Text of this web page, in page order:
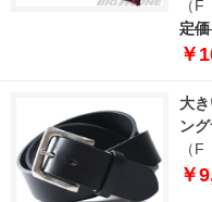
（
定
￥
大
ン
（
￥